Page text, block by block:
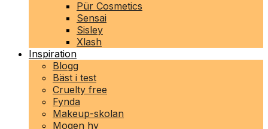
Pür Cosmetics
Sensai
Sisley
Xlash
Inspiration
Blogg
Bäst i test
Cruelty free
Fynda
Makeup-skolan
Mogen hy